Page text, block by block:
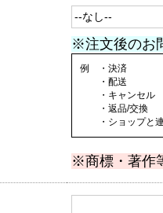
※注文後のお
例 ・決済
・配送
・キャンセル
・返品/交換
・ショップと連
※商標・著作